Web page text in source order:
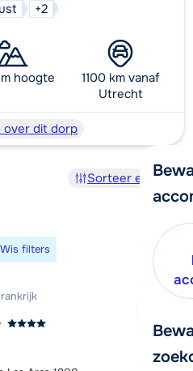
+2
hoogte
1100 km vanaf
Utrecht
over dit dorp
Sorteer en filter
Wis filters